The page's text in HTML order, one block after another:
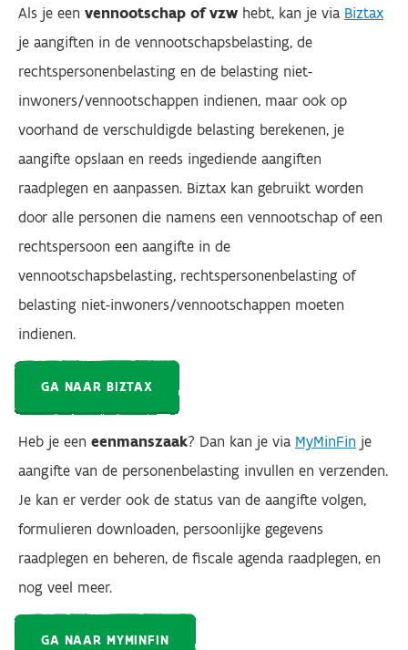
Als je een vennootschap of vzw hebt, kan je via Biztax
je aangiften in de vennootschapsbelasting, de
rechtspersonenbelasting en de belasting niet-
inwoners/vennootschappen indienen, maar ook op
voorhand de verschuldigde belasting berekenen, je
aangifte opslaan en reeds ingediende aangiften
raadplegen en aanpassen. Biztax kan gebruikt worden
door alle personen die namens een vennootschap of een
rechtspersoon een aangifte in de
vennootschapsbelasting, rechtspersonenbelasting of
belasting niet-inwoners/vennootschappen moeten
indienen.
GA NAAR BIZTAX
Heb je een eenmanszaak? Dan kan je via MyMinFin je
aangifte van de personenbelasting invullen en verzenden.
Je kan er verder ook de status van de aangifte volgen,
formulieren downloaden, persoonlijke gegevens
raadplegen en beheren, de fiscale agenda raadplegen, en
nog veel meer.
GA NAAR MYMINFIN